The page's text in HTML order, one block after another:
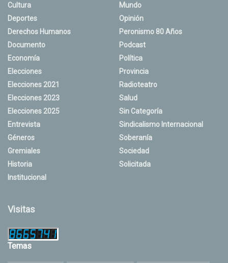
Cultura
Deportes
Derechos Humanos
Documento
Economía
Elecciones
Elecciones 2021
Elecciones 2023
Elecciones 2025
Entrevista
Géneros
Gremiales
Historia
Institucional
Mundo
Opinión
Peronismo 80 Años
Podcast
Política
Provincia
Radioteatro
Salud
Sin Categoría
Sindicalismo Internacional
Soberanía
Sociedad
Solicitada
Visitas
Temas